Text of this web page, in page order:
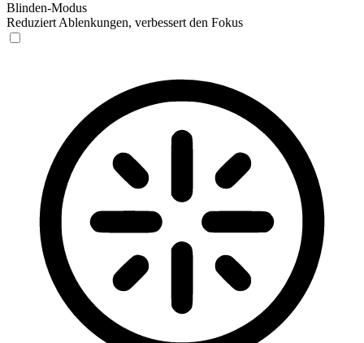
Blinden-Modus
Reduziert Ablenkungen, verbessert den Fokus